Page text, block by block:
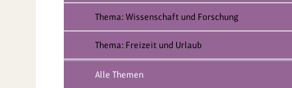
Thema: Wissenschaft und Forschung
Thema: Freizeit und Urlaub
Alle Themen